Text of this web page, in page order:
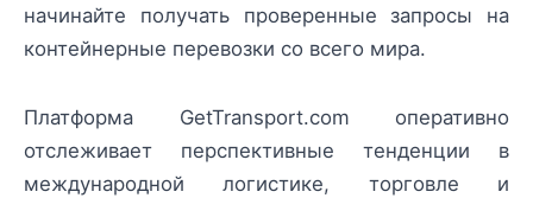
начинайте получать проверенные запросы на
контейнерные перевозки со всего мира.
Платформа GetTransport.com оперативно
отслеживает перспективные тенденции в
международной логистике, торговле и